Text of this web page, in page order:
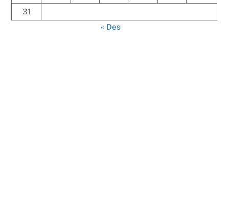
31
« Des